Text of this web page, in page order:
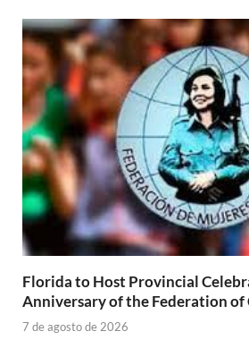
Florida to Host Provincial
Anniversary of the Federation of
7 de agosto de 2026